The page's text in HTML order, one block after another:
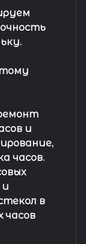
и
часов.
и
в
часов